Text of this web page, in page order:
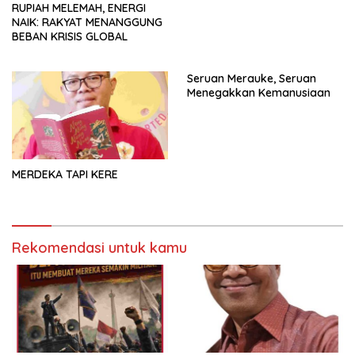
RUPIAH MELEMAH, ENERGI
NAIK: RAKYAT MENANGGUNG
BEBAN KRISIS GLOBAL
MERDEKA TAPI KERE
Seruan Merauke, Seruan
Menegakkan Kemanusiaan
Rekomendasi untuk kamu